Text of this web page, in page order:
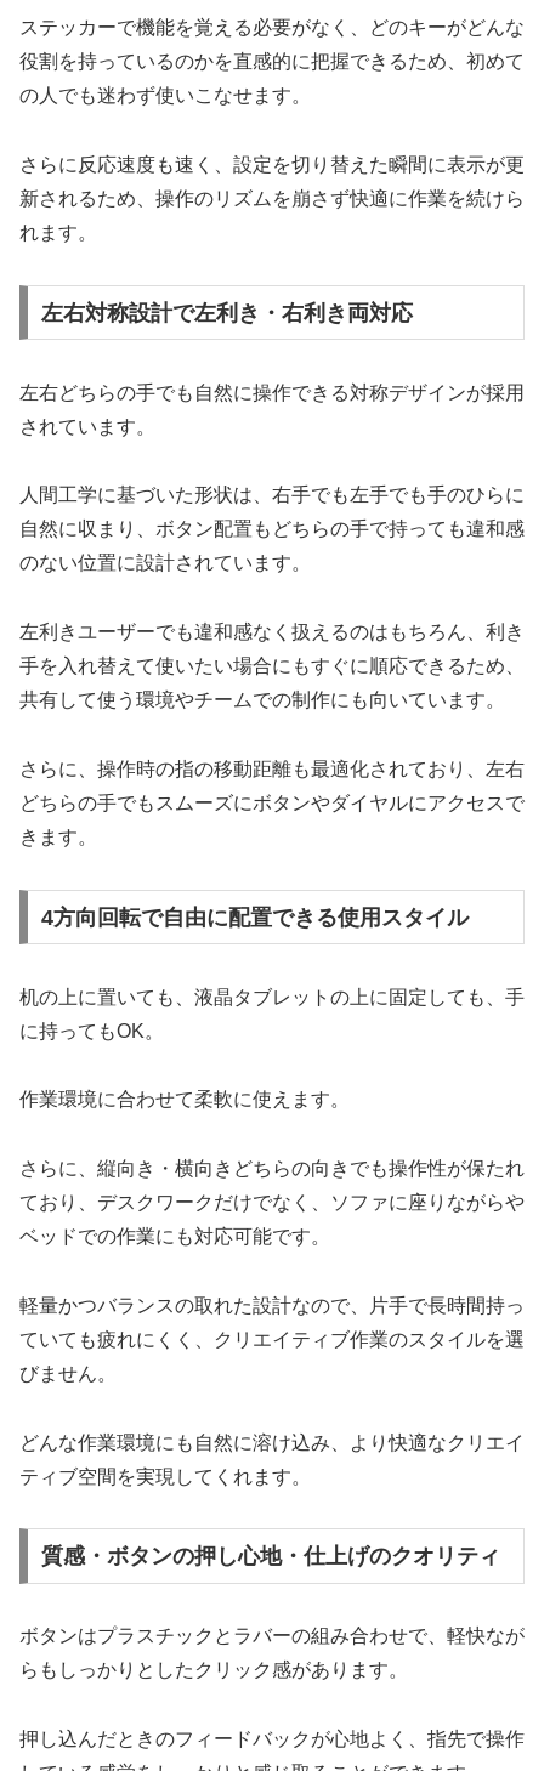
ステッカーで機能を覚える必要がなく、どのキーがどんな
役割を持っているのかを直感的に把握できるため、初めて
の人でも迷わず使いこなせます。
さらに反応速度も速く、設定を切り替えた瞬間に表示が更
新されるため、操作のリズムを崩さず快適に作業を続けら
れます。
左右対称設計で左利き・右利き両対応
左右どちらの手でも自然に操作できる対称デザインが採用
されています。
人間工学に基づいた形状は、右手でも左手でも手のひらに
自然に収まり、ボタン配置もどちらの手で持っても違和感
のない位置に設計されています。
左利きユーザーでも違和感なく扱えるのはもちろん、利き
手を入れ替えて使いたい場合にもすぐに順応できるため、
共有して使う環境やチームでの制作にも向いています。
さらに、操作時の指の移動距離も最適化されており、左右
どちらの手でもスムーズにボタンやダイヤルにアクセスで
きます。
4方向回転で自由に配置できる使用スタイル
机の上に置いても、液晶タブレットの上に固定しても、手
に持ってもOK。
作業環境に合わせて柔軟に使えます。
さらに、縦向き・横向きどちらの向きでも操作性が保たれ
ており、デスクワークだけでなく、ソファに座りながらや
ベッドでの作業にも対応可能です。
軽量かつバランスの取れた設計なので、片手で長時間持っ
ていても疲れにくく、クリエイティブ作業のスタイルを選
びません。
どんな作業環境にも自然に溶け込み、より快適なクリエイ
ティブ空間を実現してくれます。
質感・ボタンの押し心地・仕上げのクオリティ
ボタンはプラスチックとラバーの組み合わせで、軽快なが
らもしっかりとしたクリック感があります。
押し込んだときのフィードバックが心地よく、指先で操作